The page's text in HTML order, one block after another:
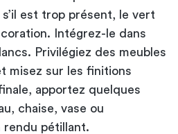
est trop présent, le vert
Intégrez-le dans
Privilégiez des meubles
misez sur les finitions
apportez quelques
chaise, vase ou
rendu pétillant.